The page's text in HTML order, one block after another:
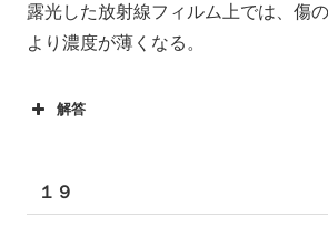
露光した放射線フィルム上では、傷
より濃度が薄くなる。
解答
１９